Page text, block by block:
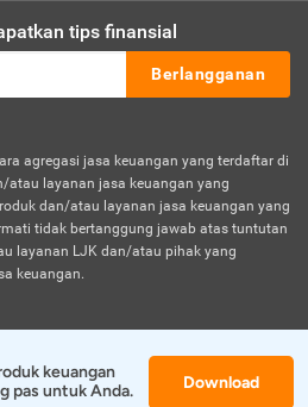
tips finansial
Berlangganan
agregasi jasa keuangan yang terdaftar di
atau layanan jasa keuangan yang
dan/atau layanan jasa keuangan yang
tidak bertanggung jawab atas tuntutan
layanan LJK dan/atau pihak yang
keuangan.
keuangan
pas untuk Anda.
Download